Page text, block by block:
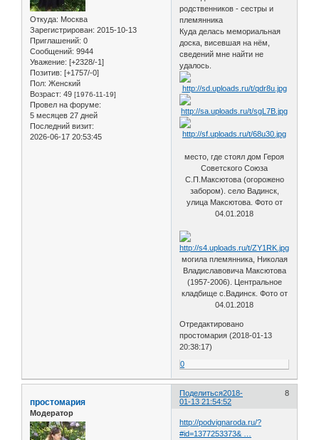
Откуда: Москва
Зарегистрирован: 2015-10-13
Приглашений: 0
Сообщений: 9944
Уважение: [+2328/-1]
Позитив: [+1757/-0]
Пол: Женский
Возраст: 49 [1976-11-19]
Провел на форуме:
5 месяцев 27 дней
Последний визит:
2026-06-17 20:53:45
родственников - сестры и
племянника
Куда делась мемориальная
доска, висевшая на нём,
сведений мне найти не
удалось.
место, где стоял дом Героя
Советского Союза
С.П.Максютова (огорожено
забором). село Вадинск,
улица Максютова. Фото от
04.01.2018
могила племянника, Николая
Владиславовича Максютова
(1957-2006). Центральное
кладбище с.Вадинск. Фото от
04.01.2018
Отредактировано
простомария (2018-01-13
20:38:17)
0
Поделиться 8
2018-
01-13 21:54:52
простомария
Модератор
http://podvignaroda.ru/?
#id=1377253373& …